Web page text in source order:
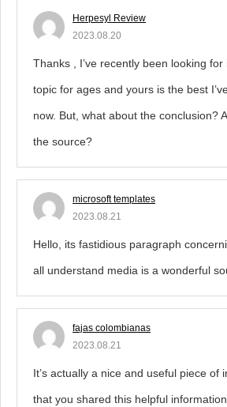
Herpesyl Review
2023.08.20
Thanks , I’ve recently been looking
topic for ages and yours is the best
now. But, what about the conclusion?
the source?
microsoft templates
2023.08.21
Hello, its fastidious paragraph
all understand media is a wonderful
fajas colombianas
2023.08.21
It’s actually a nice and useful piece of
that you shared this helpful